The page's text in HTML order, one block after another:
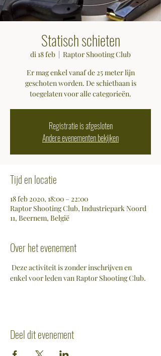
Statisch schieten
di 18 feb
  |
Raptor Shooting Club
Er mag enkel vanaf de 25 meter lijn
geschoten worden. De schietbaan is
toegelaten voor alle categorieën.
Registratie is afgesloten
Andere evenementen bekijken
Tijd en locatie
18 feb 2020, 18:00 – 22:00
Raptor Shooting Club, Industriepark Noord
11, Beernem, België
Over het evenement
Deze activiteit is zonder inschrijven en
enkel voor leden van Raptor Shooting Club.
Deel dit evenement